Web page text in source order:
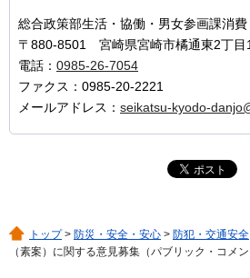
総合政策部生活・協働・男女参画課消費
〒880-8501 宮崎県宮崎市橘通東2丁目
電話： 0985-26-7054
ファクス：0985-20-2221
メールアドレス： seikatsu-kyodo-
トップ> 防災・安全・安心 > 防犯・交通安全
（素案）に関する意見募集（パブリック・コメ